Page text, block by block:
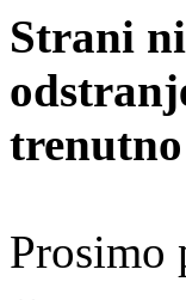
Strani
Prosimo